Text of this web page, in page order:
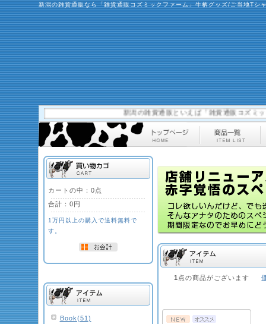
新潟の雑貨通販なら「雑貨通販コズミックファーム」牛柄グッズ/ご当地Tシ
新潟の雑貨通販といえば「雑貨通販コズミック
カートの中：0点
合計： 0円
1万円以上の購入で送料無料で
す。
Book(51)
1 点の商品がございます